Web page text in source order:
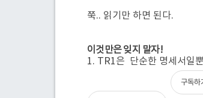
쭉.. 읽기만 하면 된다.
이것만은 잊지 말자!
1. TR1은 단순한 명세서일
구독하